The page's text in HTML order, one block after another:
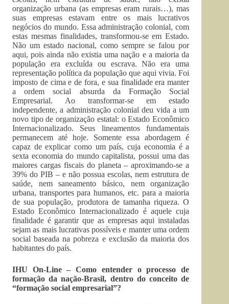
organização urbana (as empresas eram rurais…), mas
suas empresas estavam entre os mais lucrativos
negócios do mundo. Essa administração colonial, com
estas mesmas finalidades, transformou-se em Estado.
Não um estado nacional, como sempre se falou por
aqui, pois ainda não existia uma nação e a maioria da
população era excluída ou escrava. Não era uma
representação política da população que aqui vivia. Foi
imposto de cima e de fora, e sua finalidade era manter
a ordem social absurda da Formação Social
Empresarial. Ao transformar-se em estado
independente, a administração colonial deu vida a um
novo tipo de organização estatal: o Estado Econômico
Internacionalizado. Seus lineamentos fundamentais
permanecem até hoje. Somente essa abordagem é
capaz de explicar como um país, cuja economia é a
sexta economia do mundo capitalista, possui uma das
maiores cargas fiscais do planeta – aproximando-se a
39% do PIB – e não possua escolas, nem estrutura de
saúde, nem saneamento básico, nem organização
urbana, transportes para humanos, etc. para a maioria
de sua população, produtora de tamanha riqueza. O
Estado Econômico Internacionalizado é aquele cuja
finalidade é garantir que as empresas aqui instaladas
sejam as mais lucrativas possíveis e manter uma ordem
social baseada na pobreza e exclusão da maioria dos
habitantes do país.
IHU On-Line – Como entender o processo de
formação da nação-Brasil, dentro do conceito de
“formação social empresarial”?